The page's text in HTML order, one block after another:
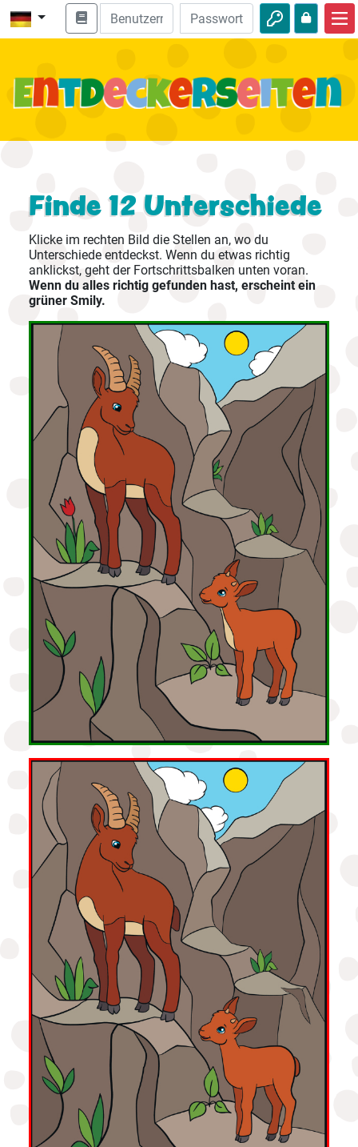
Bibel entdecken
Natur
Freizeit
Finde 12 Unterschiede
Klicke im rechten Bild die Stellen an, wo du
Unterschiede entdeckst. Wenn du etwas richtig
anklickst, geht der Fortschrittsbalken unten voran.
Wenn du alles richtig gefunden hast, erscheint ein
grüner Smily.